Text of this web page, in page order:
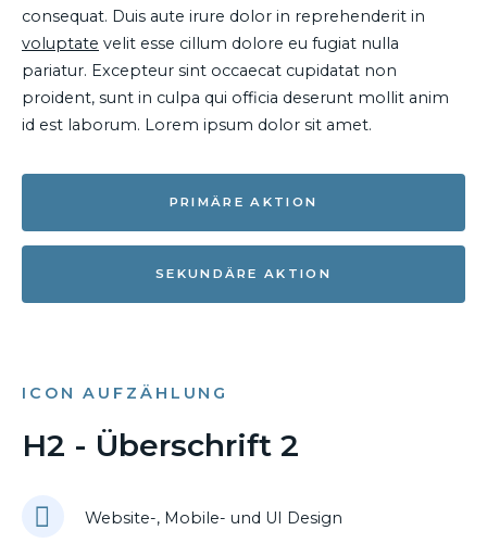
consequat. Duis aute irure dolor in reprehenderit in
voluptate velit esse cillum dolore eu fugiat nulla
pariatur. Excepteur sint occaecat cupidatat non
proident, sunt in culpa qui officia deserunt mollit anim
id est laborum. Lorem ipsum dolor sit amet.
PRIMÄRE AKTION
SEKUNDÄRE AKTION
ICON AUFZÄHLUNG
H2 - Überschrift 2
Website-, Mobile- und UI Design